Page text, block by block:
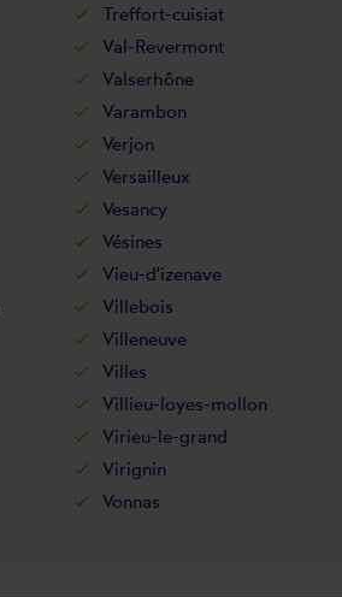
Treffort-cuisiat
Val-Revermont
Valserhône
Varambon
Verjon
Versailleux
Vesancy
Vésines
Vieu-d'izenave
Villebois
Villeneuve
Villes
Villieu-loyes-mollon
Virieu-le-grand
Virignin
Vonnas